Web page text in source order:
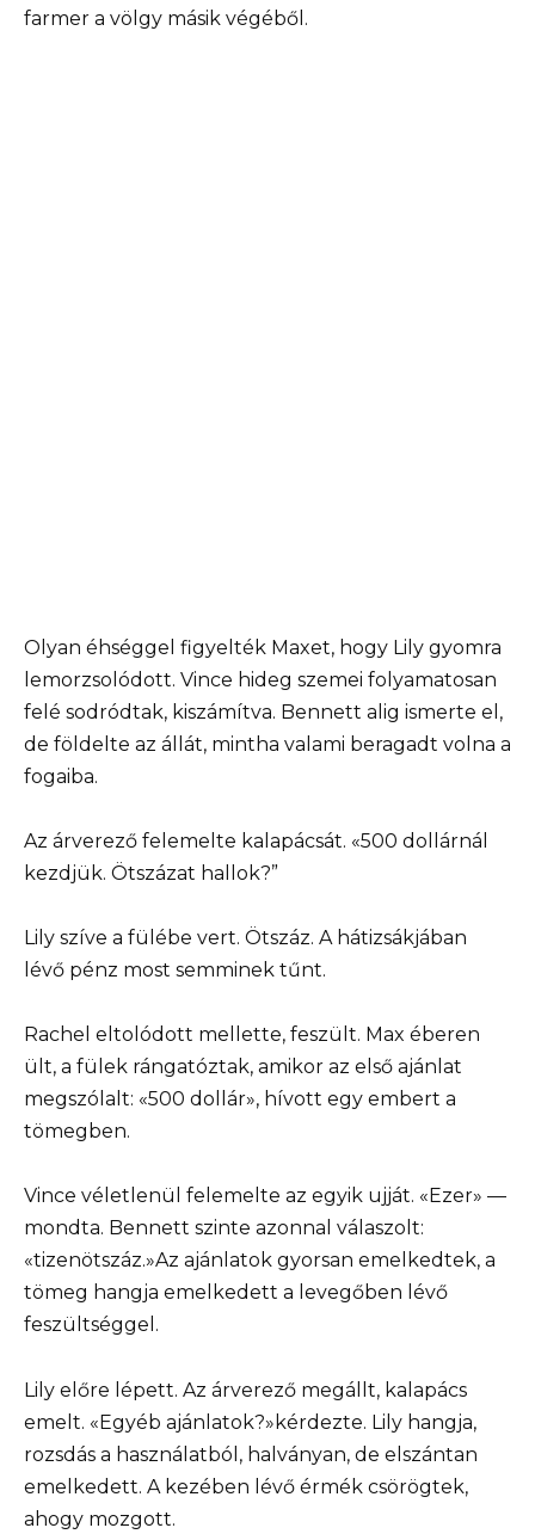
farmer a völgy másik végéből.
Olyan éhséggel figyelték Maxet, hogy Lily gyomra
lemorzsolódott. Vince hideg szemei folyamatosan
felé sodródtak, kiszámítva. Bennett alig ismerte el,
de földelte az állát, mintha valami beragadt volna a
fogaiba.
Az árverező felemelte kalapácsát. «500 dollárnál
kezdjük. Ötszázat hallok?”
Lily szíve a fülébe vert. Ötszáz. A hátizsákjában
lévő pénz most semminek tűnt.
Rachel eltolódott mellette, feszült. Max éberen
ült, a fülek rángatóztak, amikor az első ajánlat
megszólalt: «500 dollár», hívott egy embert a
tömegben.
Vince véletlenül felemelte az egyik ujját. «Ezer» —
mondta. Bennett szinte azonnal válaszolt:
«tizenötszáz.»Az ajánlatok gyorsan emelkedtek, a
tömeg hangja emelkedett a levegőben lévő
feszültséggel.
Lily előre lépett. Az árverező megállt, kalapács
emelt. «Egyéb ajánlatok?»kérdezte. Lily hangja,
rozsdás a használatból, halványan, de elszántan
emelkedett. A kezében lévő érmék csörögtek,
ahogy mozgott.